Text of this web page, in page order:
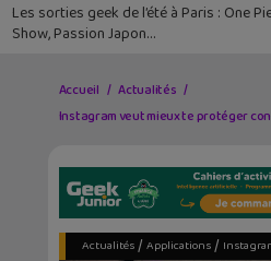
Les sorties geek de l’été à Paris : One
Show, Passion Japon…
Accueil
Actualités
Instagram veut mieux te protéger
Actualités/ Applications/